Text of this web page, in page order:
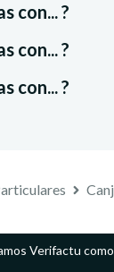
con... ?
con... ?
con... ?
Verifactu